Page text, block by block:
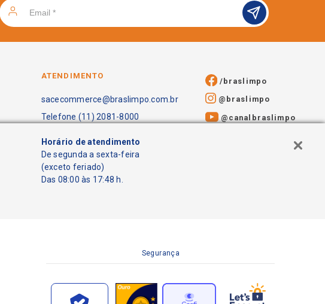
ATENDIMENTO
sacecommerce@braslimpo.com.br
Telefone (11) 2081-8000
Horário de atendimento
De segunda a sexta-feira
(exceto feriado)
Das 08:00 às 17:48 h.
/braslimpo
@braslimpo
@canalbraslimpo​
Segurança